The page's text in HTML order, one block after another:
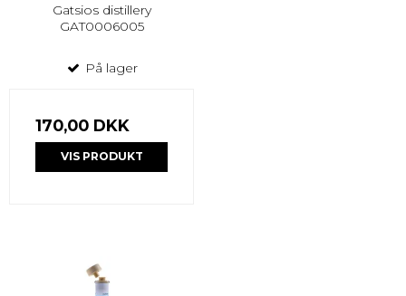
Gatsios distillery
GAT0006005
På lager
170,00 DKK
VIS PRODUKT